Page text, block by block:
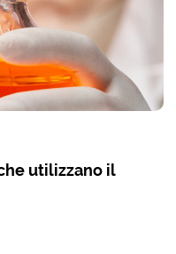
utilizzano il